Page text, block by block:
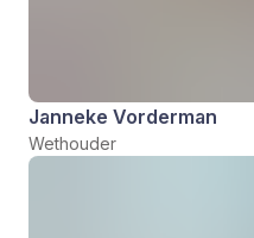
Janneke Vorderman
Wethouder